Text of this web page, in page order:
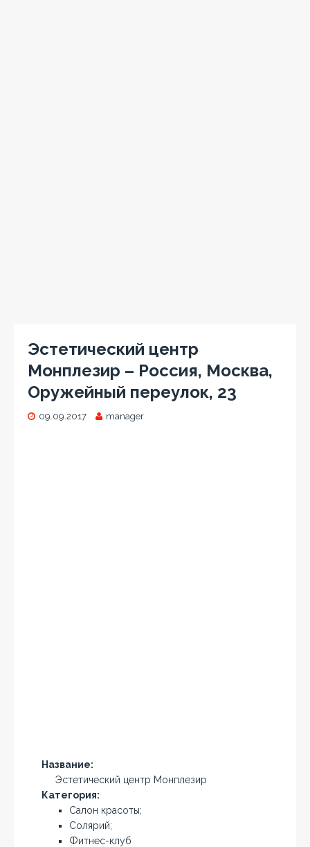
Эстетический центр
Монплезир – Россия, Москва,
Оружейный переулок, 23
09.09.2017 manager
Название:
Эстетический центр Монплезир
Категория:
Салон красоты;
Солярий;
Фитнес-клуб